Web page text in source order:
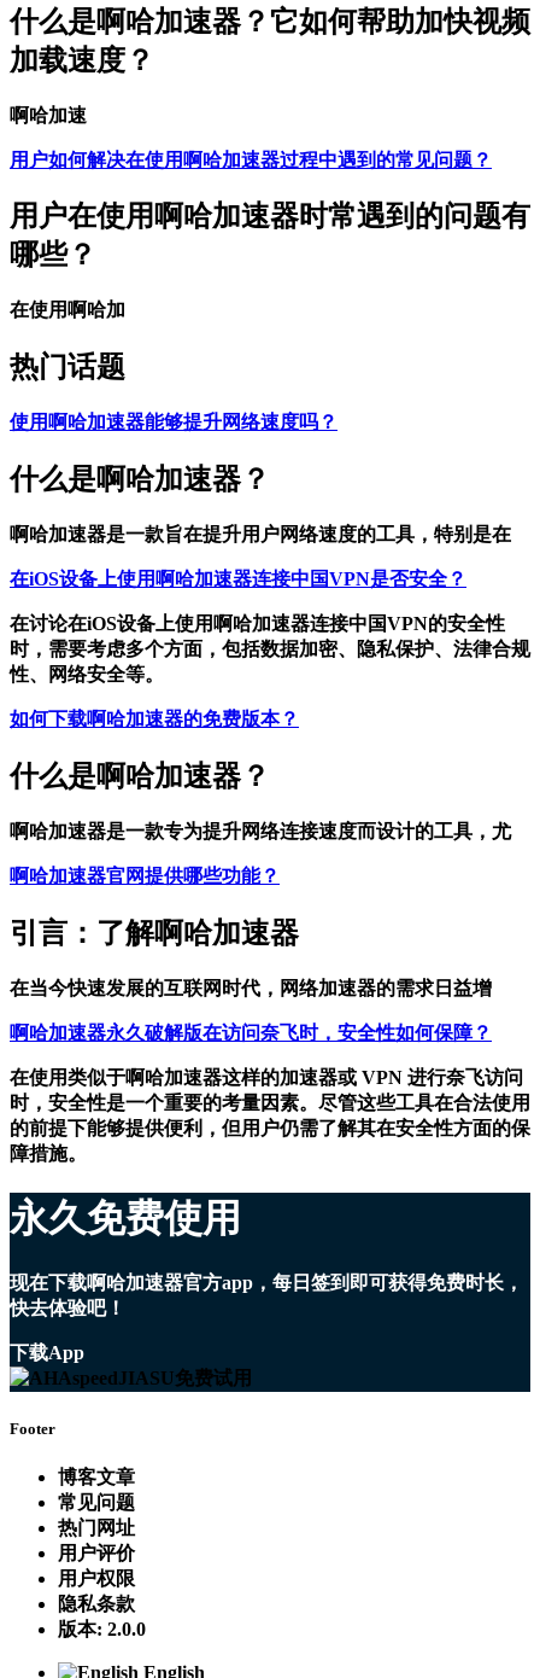
什么是啊哈加速器？它如何帮助加快视频
加载速度？
啊哈加速
用户如何解决在使用啊哈加速器过程中遇到的常见问题？
用户在使用啊哈加速器时常遇到的问题有
哪些？
在使用啊哈加
热门话题
使用啊哈加速器能够提升网络速度吗？
什么是啊哈加速器？
啊哈加速器是一款旨在提升用户网络速度的工具，特别是在
在iOS设备上使用啊哈加速器连接中国VPN是否安全？
在讨论在iOS设备上使用啊哈加速器连接中国VPN的安全性
时，需要考虑多个方面，包括数据加密、隐私保护、法律合规
性、网络安全等。
如何下载啊哈加速器的免费版本？
什么是啊哈加速器？
啊哈加速器是一款专为提升网络连接速度而设计的工具，尤
啊哈加速器官网提供哪些功能？
引言：了解啊哈加速器
在当今快速发展的互联网时代，网络加速器的需求日益增
啊哈加速器永久破解版在访问奈飞时，安全性如何保障？
在使用类似于啊哈加速器这样的加速器或 VPN 进行奈飞访问
时，安全性是一个重要的考量因素。尽管这些工具在合法使用
的前提下能够提供便利，但用户仍需了解其在安全性方面的保
障措施。
永久免费使用
现在下载啊哈加速器官方app，每日签到即可获得免费时长，
快去体验吧！
下载App
Footer
博客文章
常见问题
热门网址
用户评价
用户权限
隐私条款
版本: 2.0.0
English